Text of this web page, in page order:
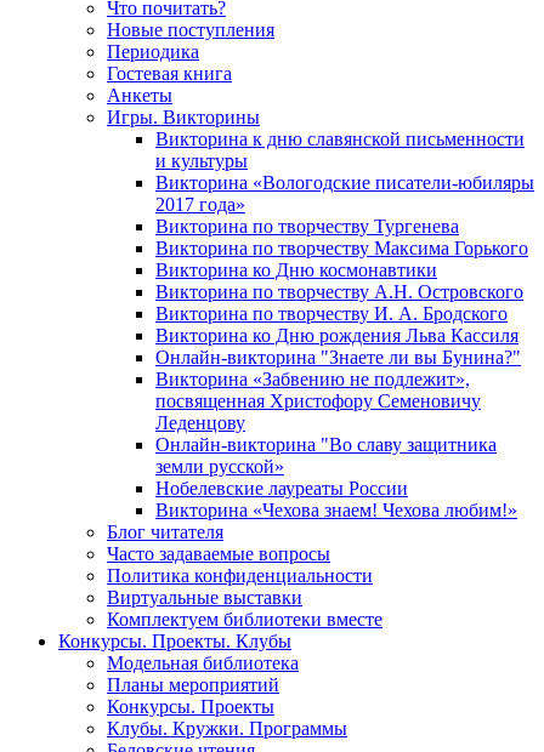
Что почитать?
Новые поступления
Периодика
Гостевая книга
Анкеты
Игры. Викторины
Викторина к дню славянской письменности
и культуры
Викторина «Вологодские писатели-юбиляры
2017 года»
Викторина по творчеству Тургенева
Викторина по творчеству Максима Горького
Викторина ко Дню космонавтики
Викторина по творчеству А.Н. Островского
Викторина по творчеству И. А. Бродского
Викторина ко Дню рождения Льва Кассиля
Онлайн-викторина "Знаете ли вы Бунина?"
Викторина «Забвению не подлежит»,
посвященная Христофору Семеновичу
Леденцову
Онлайн-викторина "Во славу защитника
земли русской»
Нобелевские лауреаты России
Викторина «Чехова знаем! Чехова любим!»
Блог читателя
Часто задаваемые вопросы
Политика конфиденциальности
Виртуальные выставки
Комплектуем библиотеки вместе
Конкурсы. Проекты. Клубы
Модельная библиотека
Планы мероприятий
Конкурсы. Проекты
Клубы. Кружки. Программы